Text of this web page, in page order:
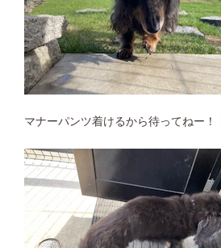
マナーパンツ着けるから待ってねー！